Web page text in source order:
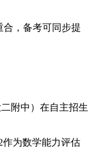
，备考可同步提
附中）在自主招生
为数学能力评估